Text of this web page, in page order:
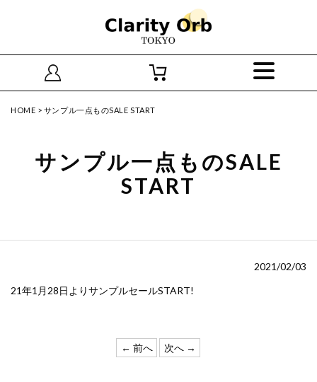
HOME > サンプル一点ものSALE START
サンプル一点ものSALE
START
2021/02/03
21年1月28日よりサンプルセールSTART!
← 前へ 次へ →